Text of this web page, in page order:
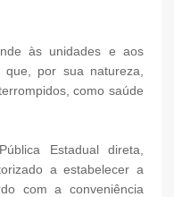
às unidades e aos
que, por sua natureza,
como saúde
Estadual direta,
a estabelecer a
com a conveniência